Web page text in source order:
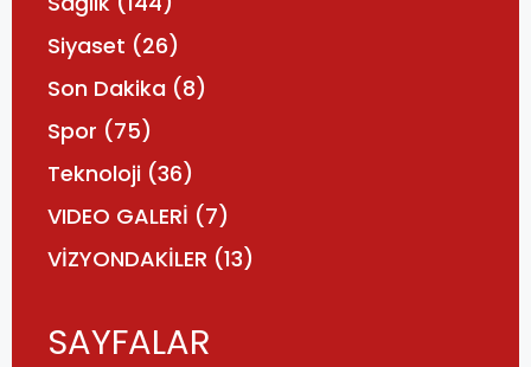
Siyaset (26)
Son Dakika (8)
Spor (75)
Teknoloji (36)
VIDEO GALERİ (7)
VİZYONDAKİLER (13)
SAYFALAR